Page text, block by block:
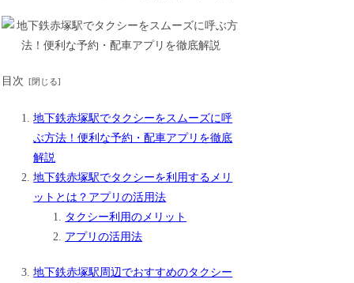
目次
地下鉄赤塚駅でタクシーをスムーズに呼
ぶ方法！便利な予約・配車アプリを徹底
解説
地下鉄赤塚駅でタクシーを利用するメリ
ットとは？アプリの活用法
タクシー利用のメリット
アプリの活用法
地下鉄赤塚駅周辺でおすすめのタクシー